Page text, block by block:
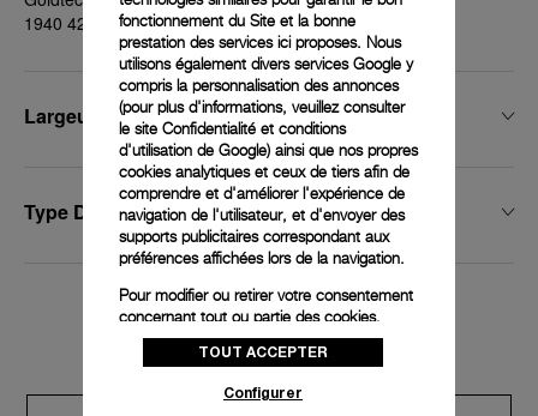
1940 42 mm
Largeur De Boucle
Type De Boucle
Exclusive services
fonctionnement du Site et la bonne
prestation des services ici proposes. Nous
utilisons également divers services Google y
compris la personnalisation des annonces
(pour plus d'informations, veuillez consulter
le site Confidentialité et conditions
d'utilisation de Google) ainsi que nos propres
cookies analytiques et ceux de tiers afin de
comprendre et d'améliorer l'expérience de
navigation de l'utilisateur, et d'envoyer des
supports publicitaires correspondant aux
préférences affichées lors de la navigation.
Pour modifier ou retirer votre consentement
concernant tout ou partie des cookies,
cliquez sur « Configurer » ou consultez notre
politique des cookiespour obtenir plus
TOUT ACCEPTER
Configurer